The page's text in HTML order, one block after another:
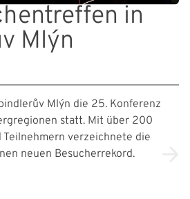
in
Mlýn
Mlýn die 25. Konferenz
statt. Mit über 200
Teilnehmern verzeichnete die
neuen Besucherrekord.